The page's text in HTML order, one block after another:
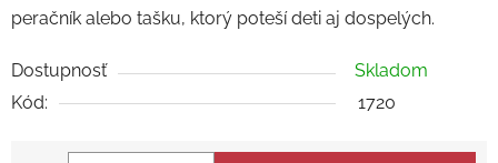
peračník alebo tašku, ktorý poteší deti aj dospelých.
Dostupnosť
Skladom
Kód:
1720